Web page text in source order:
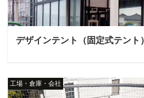
デザインテント（固定式テント）
工場・倉庫・会社